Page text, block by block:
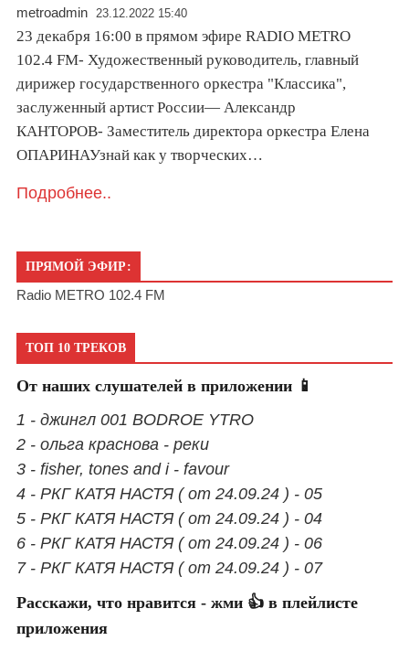
metroadmin 23.12.2022 15:40
23 декабря 16:00 в прямом эфире RADIO METRO
102.4 FM- Художественный руководитель, главный
дирижер государственного оркестра "Классика",
заслуженный артист России— Александр
КАНТОРОВ- Заместитель директора оркестра Елена
ОПАРИНАУзнай как у творческих…
Подробнее..
ПРЯМОЙ ЭФИР:
Radio METRO 102.4 FM
ТОП 10 ТРЕКОВ
От наших слушателей в приложении 📱
1 - джингл 001 BODROE YTRO
2 - ольга краснова - реки
3 - fisher, tones and i - favour
4 - РКГ КАТЯ НАСТЯ ( от 24.09.24 ) - 05
5 - РКГ КАТЯ НАСТЯ ( от 24.09.24 ) - 04
6 - РКГ КАТЯ НАСТЯ ( от 24.09.24 ) - 06
7 - РКГ КАТЯ НАСТЯ ( от 24.09.24 ) - 07
Расскажи, что нравится - жми 👍 в плейлисте
приложения